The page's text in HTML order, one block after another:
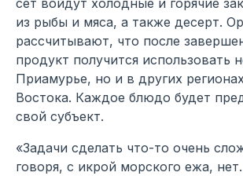
сет войдут холодные и горячие
из рыбы и мяса, а также десерт.
рассчитывают, что после
продукт получится использовать
Приамурье, но и в других
Востока. Каждое блюдо будет
свой субъект.
«Задачи сделать что-то очень
говоря, с икрой морского ежа,